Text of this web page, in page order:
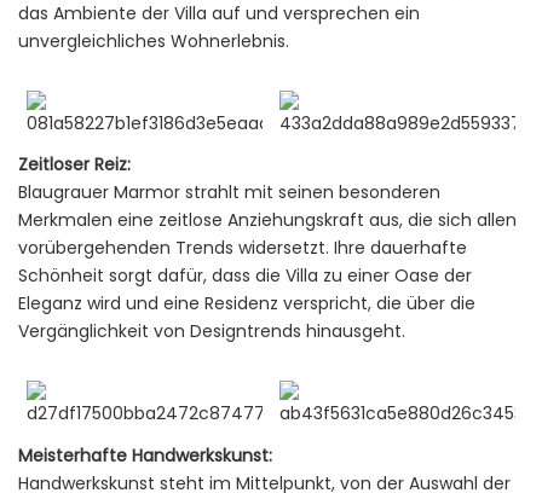
das Ambiente der Villa auf und versprechen ein
unvergleichliches Wohnerlebnis.
Zeitloser Reiz:
Blaugrauer Marmor strahlt mit seinen besonderen
Merkmalen eine zeitlose Anziehungskraft aus, die sich allen
vorübergehenden Trends widersetzt. Ihre dauerhafte
Schönheit sorgt dafür, dass die Villa zu einer Oase der
Eleganz wird und eine Residenz verspricht, die über die
Vergänglichkeit von Designtrends hinausgeht.
Meisterhafte Handwerkskunst:
Handwerkskunst steht im Mittelpunkt, von der Auswahl der